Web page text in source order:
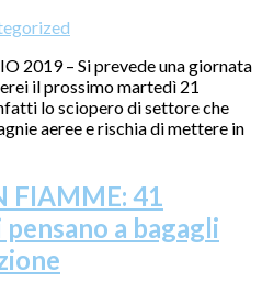
2019 – Si prevede una giornata
il prossimo martedì 21
lo sciopero di settore che
aeree e rischia di mettere in
FIAMME: 41
a bagagli